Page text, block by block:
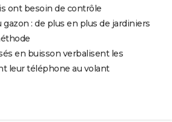
ont besoin de contrôle
gazon : de plus en plus de jardiniers
en buisson verbalisent les
leur téléphone au volant